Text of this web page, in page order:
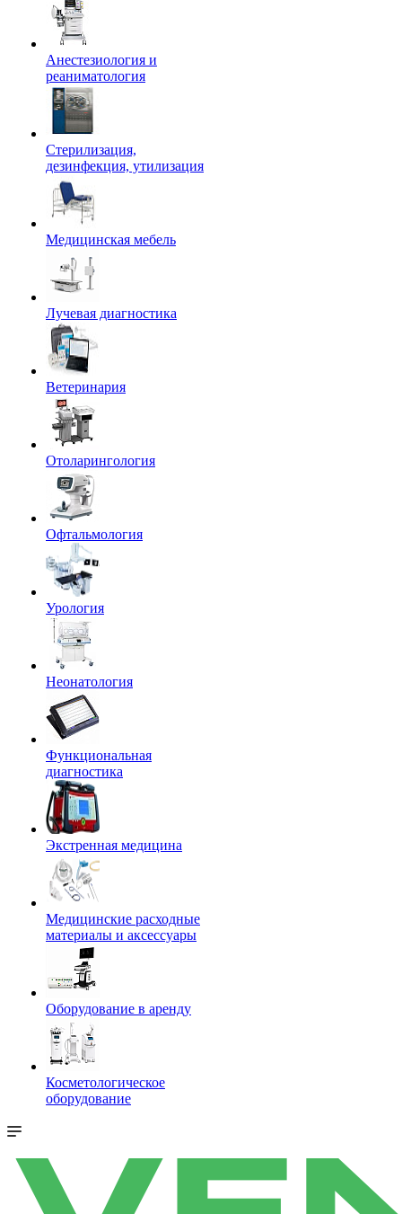
Анестезиология и
реаниматология
Стерилизация,
дезинфекция, утилизация
Медицинская мебель
Лучевая диагностика
Ветеринария
Отоларингология
Офтальмология
Урология
Неонатология
Функциональная
диагностика
Экстренная медицина
Медицинские расходные
материалы и аксессуары
Оборудование в аренду
Косметологическое
оборудование